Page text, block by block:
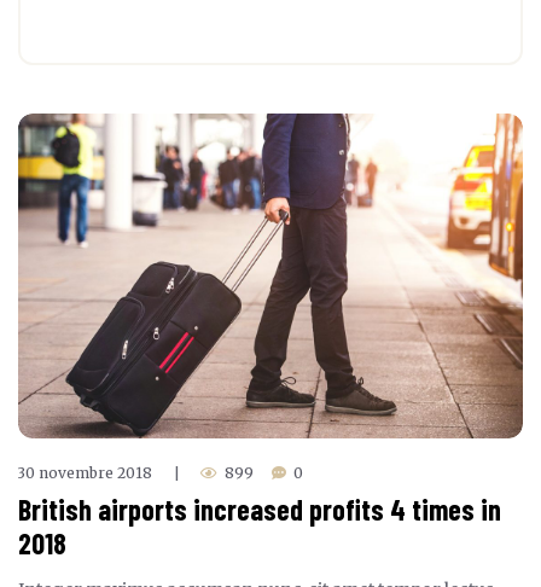
30 novembre 2018 899 0
British airports increased profits 4 times in
2018